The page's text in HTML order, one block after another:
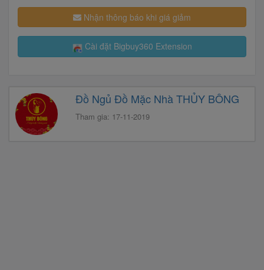
Nhận thông báo khi giá giảm
Cài đặt Bigbuy360 Extension
Đồ Ngủ Đồ Mặc Nhà THỦY BÔNG
Tham gia: 17-11-2019